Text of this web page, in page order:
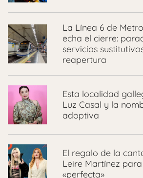
La Línea 6 de
echa el cierre:
servicios
reapertura
Esta localidad
Luz Casal y la
adoptiva
El regalo de la
Leire Martínez
«perfecta»